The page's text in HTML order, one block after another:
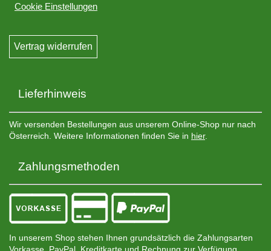
Cookie Einstellungen
Vertrag widerrufen
Lieferhinweis
Wir versenden Bestellungen aus unserem Online-Shop nur nach
Österreich. Weitere Informationen finden Sie in hier.
Zahlungsmethoden
In unserem Shop stehen Ihnen grundsätzlich die Zahlungsarten